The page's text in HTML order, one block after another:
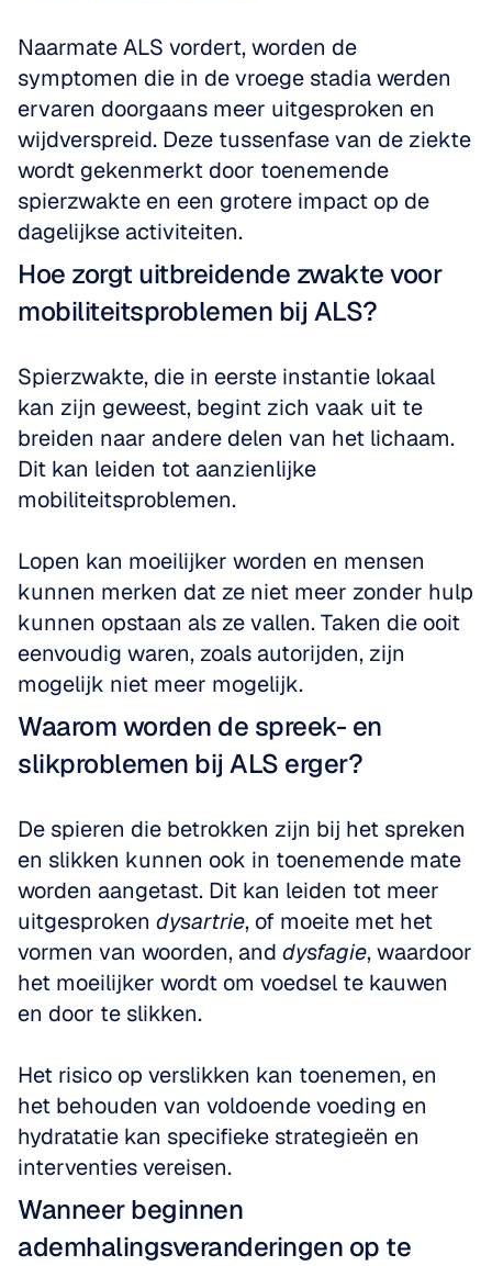
Naarmate ALS vordert, worden de
symptomen die in de vroege stadia werden
ervaren doorgaans meer uitgesproken en
wijdverspreid. Deze tussenfase van de ziekte
wordt gekenmerkt door toenemende
spierzwakte en een grotere impact op de
dagelijkse activiteiten.
Hoe zorgt uitbreidende zwakte voor
mobiliteitsproblemen bij ALS?
Spierzwakte, die in eerste instantie lokaal
kan zijn geweest, begint zich vaak uit te
breiden naar andere delen van het lichaam.
Dit kan leiden tot aanzienlijke
mobiliteitsproblemen.
Lopen kan moeilijker worden en mensen
kunnen merken dat ze niet meer zonder hulp
kunnen opstaan als ze vallen. Taken die ooit
eenvoudig waren, zoals autorijden, zijn
mogelijk niet meer mogelijk.
Waarom worden de spreek- en
slikproblemen bij ALS erger?
De spieren die betrokken zijn bij het spreken
en slikken kunnen ook in toenemende mate
worden aangetast. Dit kan leiden tot meer
uitgesproken dysartrie, of moeite met het
vormen van woorden, and dysfagie, waardoor
het moeilijker wordt om voedsel te kauwen
en door te slikken.
Het risico op verslikken kan toenemen, en
het behouden van voldoende voeding en
hydratatie kan specifieke strategieën en
interventies vereisen.
Wanneer beginnen
ademhalingsveranderingen op te